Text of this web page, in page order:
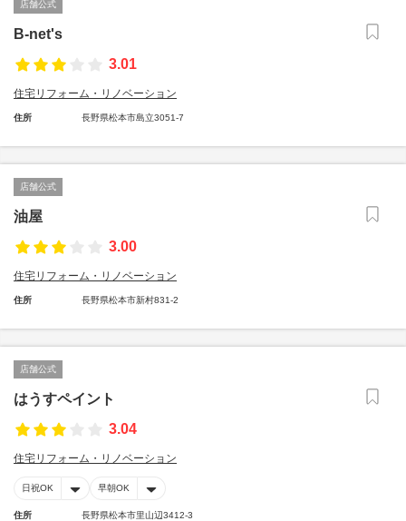
店舗公式
B-net's
3.01
住宅リフォーム・リノベーション
住所 長野県松本市島立3051-7
店舗公式
油屋
3.00
住宅リフォーム・リノベーション
住所 長野県松本市新村831-2
店舗公式
はうすペイント
3.04
住宅リフォーム・リノベーション
日祝OK 早朝OK
住所
長野県松本市里山辺3412-3